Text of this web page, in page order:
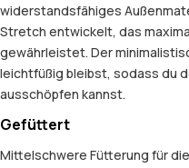
widerstandsfähiges
Stretch entwickelt, das
gewährleistet. Der
leichtfüßig bleibst, sodass du
ausschöpfen kannst.
Gefüttert
Mittelschwere Fütterung für